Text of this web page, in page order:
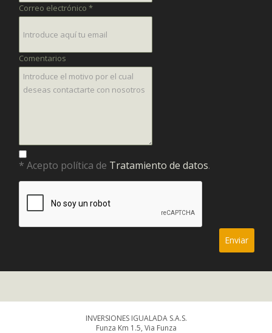
Correo electrónico *
Comentarios
* Acepto política de Tratamiento de datos.
INVERSIONES IGUALADA S.A.S.
Funza Km 1.5, Via Funza